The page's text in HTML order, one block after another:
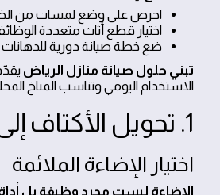
احرص على وضع لمسات من
اختيار قطع أثاث متعددة
ضع خطة صيانة دورية
تبني حلول صيانة منازل الرياض
الاستخدام اليومي وتناسب المناخ
1. تحويل الأكتاف إلى جدران فنية بإضاءة مميزة
اختيار الإضاءة الملائمة
الإضاءة ليست مجرد وظيفة بل